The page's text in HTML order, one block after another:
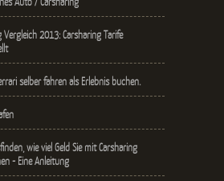
2013: Carsharing Tarife
selber fahren als Erlebnis buchen.
wie viel Geld Sie mit Carsharing
- Eine Anleitung